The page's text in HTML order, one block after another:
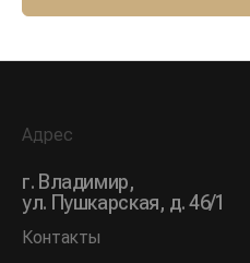
Адрес
г. Владимир,
ул. Пушкарская, д. 46/1
Контакты